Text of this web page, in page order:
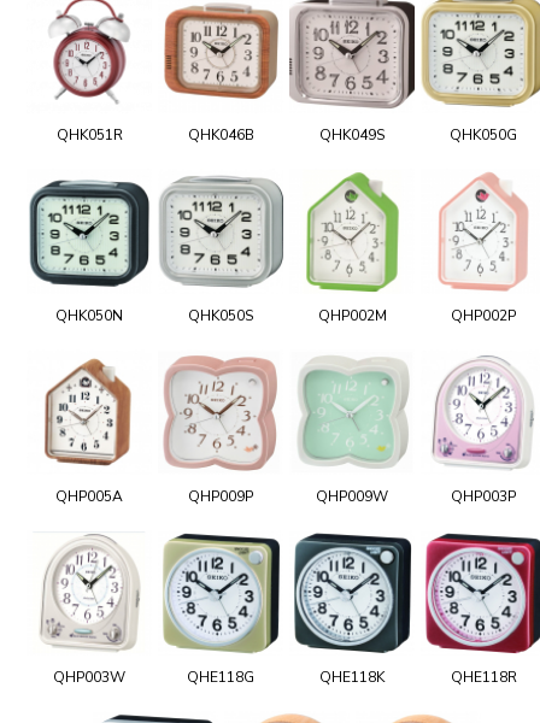
QHK051R QHK046B QHK049S QHK050G
QHK050N QHK050S QHP002M QHP002P
QHP005A QHP009P QHP009W QHP003P
QHP003W QHE118G QHE118K QHE118R